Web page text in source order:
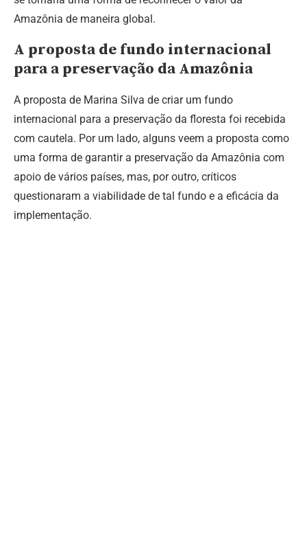
Amazônia de maneira global.
A proposta de fundo internacional
para a preservação da Amazônia
A proposta de Marina Silva de criar um fundo
internacional para a preservação da floresta foi recebida
com cautela. Por um lado, alguns veem a proposta como
uma forma de garantir a preservação da Amazônia com
apoio de vários países, mas, por outro, críticos
questionaram a viabilidade de tal fundo e a eficácia da
implementação.